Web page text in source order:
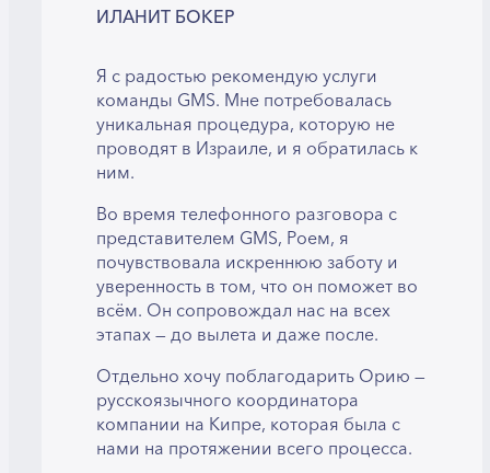
ИЛАНИТ БОКЕР
Я с радостью рекомендую услуги
команды GMS. Мне потребовалась
уникальная процедура, которую не
проводят в Израиле, и я обратилась к
ним.
Во время телефонного разговора с
представителем GMS, Роем, я
почувствовала искреннюю заботу и
уверенность в том, что он поможет во
всём. Он сопровождал нас на всех
этапах — до вылета и даже после.
Отдельно хочу поблагодарить Орию —
русскоязычного координатора
компании на Кипре, которая была с
нами на протяжении всего процесса.